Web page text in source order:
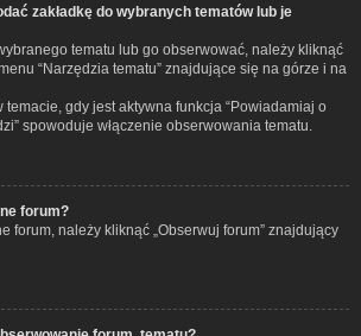
zakładkę do wybranych tematów lub je
tematu lub go obserwować, należy kliknąć
“Narzędzia tematu” znajdujące się na górze i na
gdy jest aktywna funkcja “Powiadamiaj o
spowoduje włączenie obserwowania tematu.
forum?
forum, należy kliknąć „Obserwuj forum” znajdujący